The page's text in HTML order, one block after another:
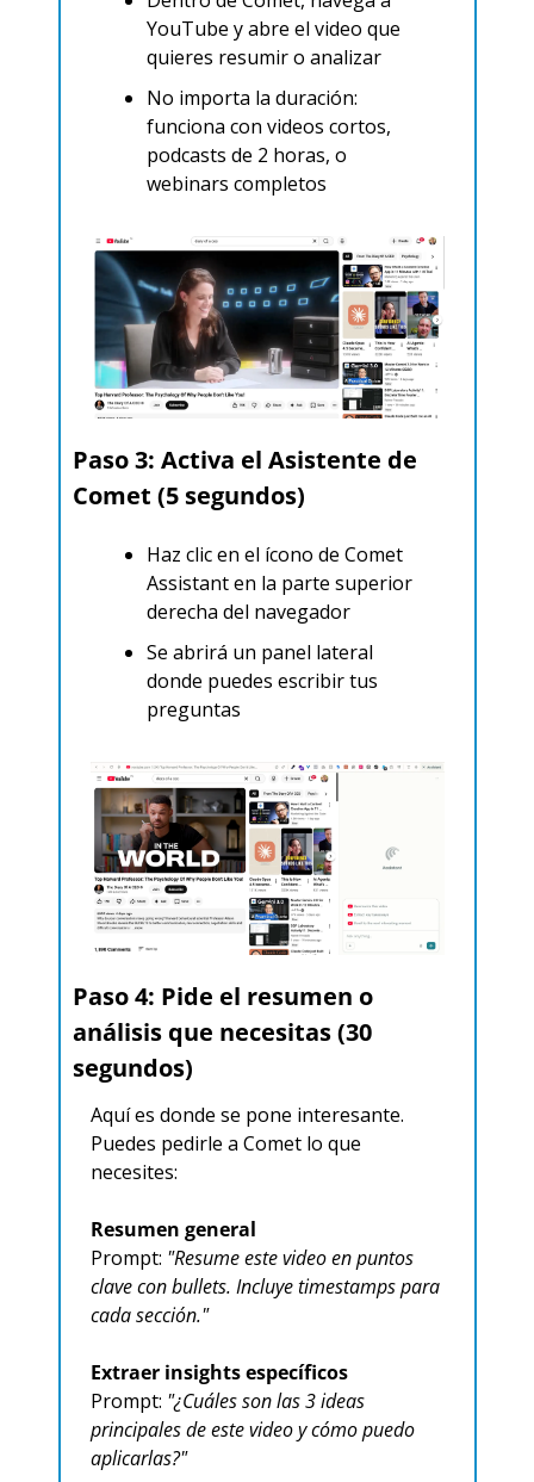
YouTube y abre el video que
quieres resumir o analizar
No importa la duración:
funciona con videos cortos,
podcasts de 2 horas, o
webinars completos
Paso 3: Activa el Asistente de
Comet (5 segundos)
Haz clic en el ícono de Comet
Assistant en la parte superior
derecha del navegador
Se abrirá un panel lateral
donde puedes escribir tus
preguntas
Paso 4: Pide el resumen o
análisis que necesitas (30
segundos)
Aquí es donde se pone interesante.
Puedes pedirle a Comet lo que
necesites:
Resumen general
Prompt: "Resume este video en puntos
clave con bullets. Incluye timestamps para
cada sección."
Extraer insights específicos
Prompt: "¿Cuáles son las 3 ideas
principales de este video y cómo puedo
aplicarlas?"